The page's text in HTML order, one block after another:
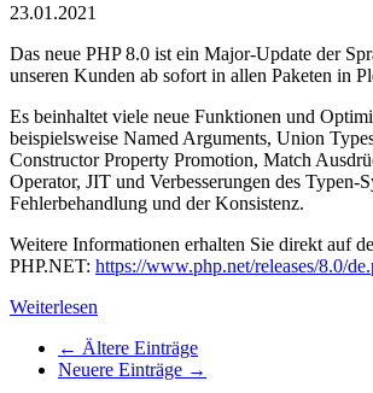
23.01.2021
Das neue PHP 8.0 ist ein Major-Update der
unseren Kunden ab sofort in allen Paketen in
Es beinhaltet viele neue Funktionen und
beispielsweise Named Arguments, Union
Constructor Property Promotion, Match
Operator, JIT und Verbesserungen des Typen-
Fehlerbehandlung und der Konsistenz.
Weitere Informationen erhalten Sie direkt auf
PHP.NET: https://www.php.net/releases/8.0/
Weiterlesen
← Ältere Einträge
Neuere Einträge →